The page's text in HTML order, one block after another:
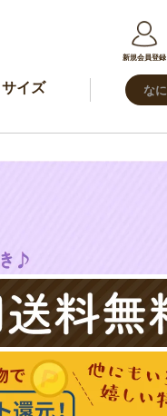
新規会員登録
サイズ